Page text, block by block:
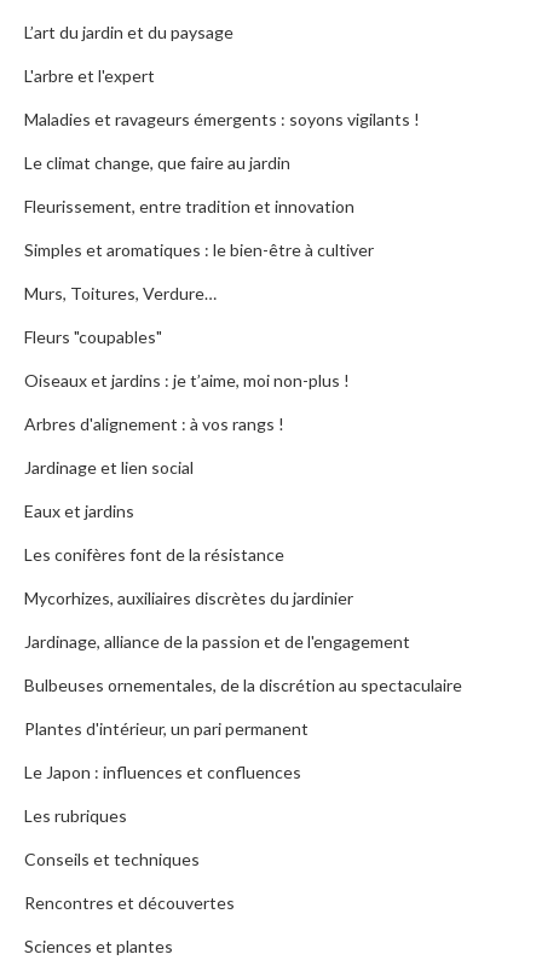
L’art du jardin et du paysage
L'arbre et l'expert
Maladies et ravageurs émergents : soyons vigilants !
Le climat change, que faire au jardin
Fleurissement, entre tradition et innovation
Simples et aromatiques : le bien-être à cultiver
Murs, Toitures, Verdure…
Fleurs "coupables"
Oiseaux et jardins : je t’aime, moi non-plus !
Arbres d'alignement : à vos rangs !
Jardinage et lien social
Eaux et jardins
Les conifères font de la résistance
Mycorhizes, auxiliaires discrètes du jardinier
Jardinage, alliance de la passion et de l'engagement
Bulbeuses ornementales, de la discrétion au spectaculaire
Plantes d'intérieur, un pari permanent
Le Japon : influences et confluences
Les rubriques
Conseils et techniques
Rencontres et découvertes
Sciences et plantes